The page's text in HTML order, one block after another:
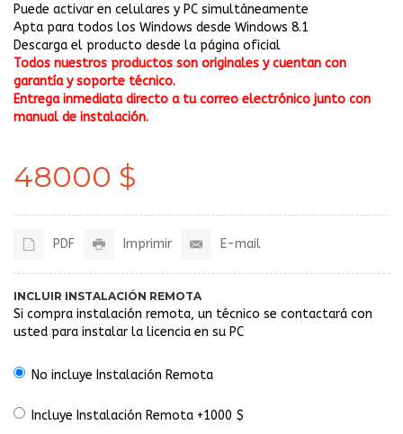
Puede activar en celulares y PC simultáneamente
Apta para todos los Windows desde Windows 8.1
Descarga el producto desde la página oficial
Todos nuestros productos son originales y cuentan con
garantía y soporte técnico.
Entrega inmediata directo a tu correo electrónico junto con
manual de instalación.
48000 $
PDF Imprimir E-mail
INCLUIR INSTALACIÓN REMOTA
Si compra instalación remota, un técnico se contactará con
usted para instalar la licencia en su PC
No incluye Instalación Remota
Incluye Instalación Remota +1000 $